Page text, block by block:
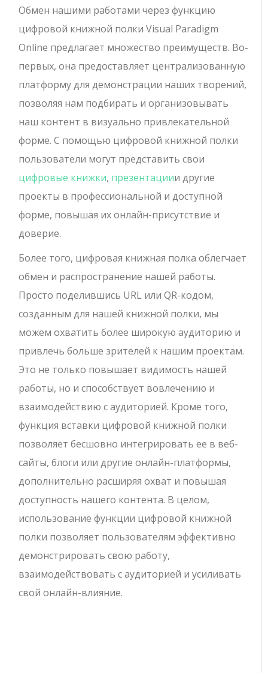
Обмен нашими работами через функцию
цифровой книжной полки Visual Paradigm
Online предлагает множество преимуществ. Во-
первых, она предоставляет централизованную
платформу для демонстрации наших творений,
позволяя нам подбирать и организовывать
наш контент в визуально привлекательной
форме. С помощью цифровой книжной полки
пользователи могут представить свои
цифровые книжки, презентациии другие
проекты в профессиональной и доступной
форме, повышая их онлайн-присутствие и
доверие.
Более того, цифровая книжная полка облегчает
обмен и распространение нашей работы.
Просто поделившись URL или QR-кодом,
созданным для нашей книжной полки, мы
можем охватить более широкую аудиторию и
привлечь больше зрителей к нашим проектам.
Это не только повышает видимость нашей
работы, но и способствует вовлечению и
взаимодействию с аудиторией. Кроме того,
функция вставки цифровой книжной полки
позволяет бесшовно интегрировать ее в веб-
сайты, блоги или другие онлайн-платформы,
дополнительно расширяя охват и повышая
доступность нашего контента. В целом,
использование функции цифровой книжной
полки позволяет пользователям эффективно
демонстрировать свою работу,
взаимодействовать с аудиторией и усиливать
свой онлайн-влияние.